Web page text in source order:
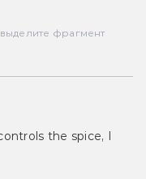
фрагмент
the spice, I